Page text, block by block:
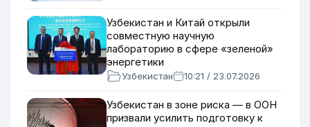
Узбекистан и Китай открыли
совместную научную
лабораторию в сфере «зеленой»
энергетики
Узбекистан 10:21 / 23.07.2026
Узбекистан в зоне риска — в ООН
призвали усилить подготовку к